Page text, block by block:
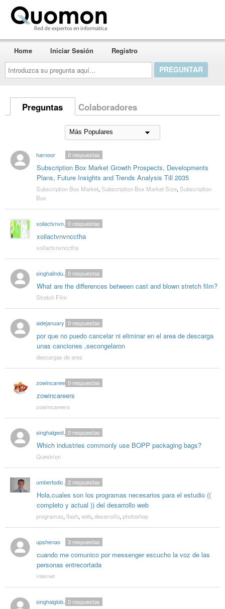
Introduzca
su
pregunta
aquí...
Home Iniciar Sesión Registro
Preguntas Colaboradores
harnoor
Subscription Box Market Growth Prospects, Developments
Plans, Future Insights and Trends Analysis Till 2035
0respuestas
Subscription Box Market, Subscription Box Market Size, Subscription
Box
xoilactvnvncctha
xoilactvnvncctha
0respuestas
xoilactvnvncctha
singhalindustries02
What are the differences between cast and blown stretch film?
0respuestas
Stretch Film
aidejanuary
por que no puedo cancelar ni eliminar en el area de descarga
unas canciones ,secongelaron
0respuestas
descargas de ares
zowincareers
zowincareers
0respuestas
zowincareers
singhalgeotextitle
Which industries commonly use BOPP packaging bags?
0respuestas
Questrion
umbertodicandia
Hola,cuales son los programas necesarios para el estudio ((
completo y actual )) del desarrollo web
2respuestas
programas, flash, web, desarrollo, photoshop
upshenao
cuando me comunico por messenger escucho la voz de las
personas entrecortada
3respuestas
internet
singhalglobal0030respuestas